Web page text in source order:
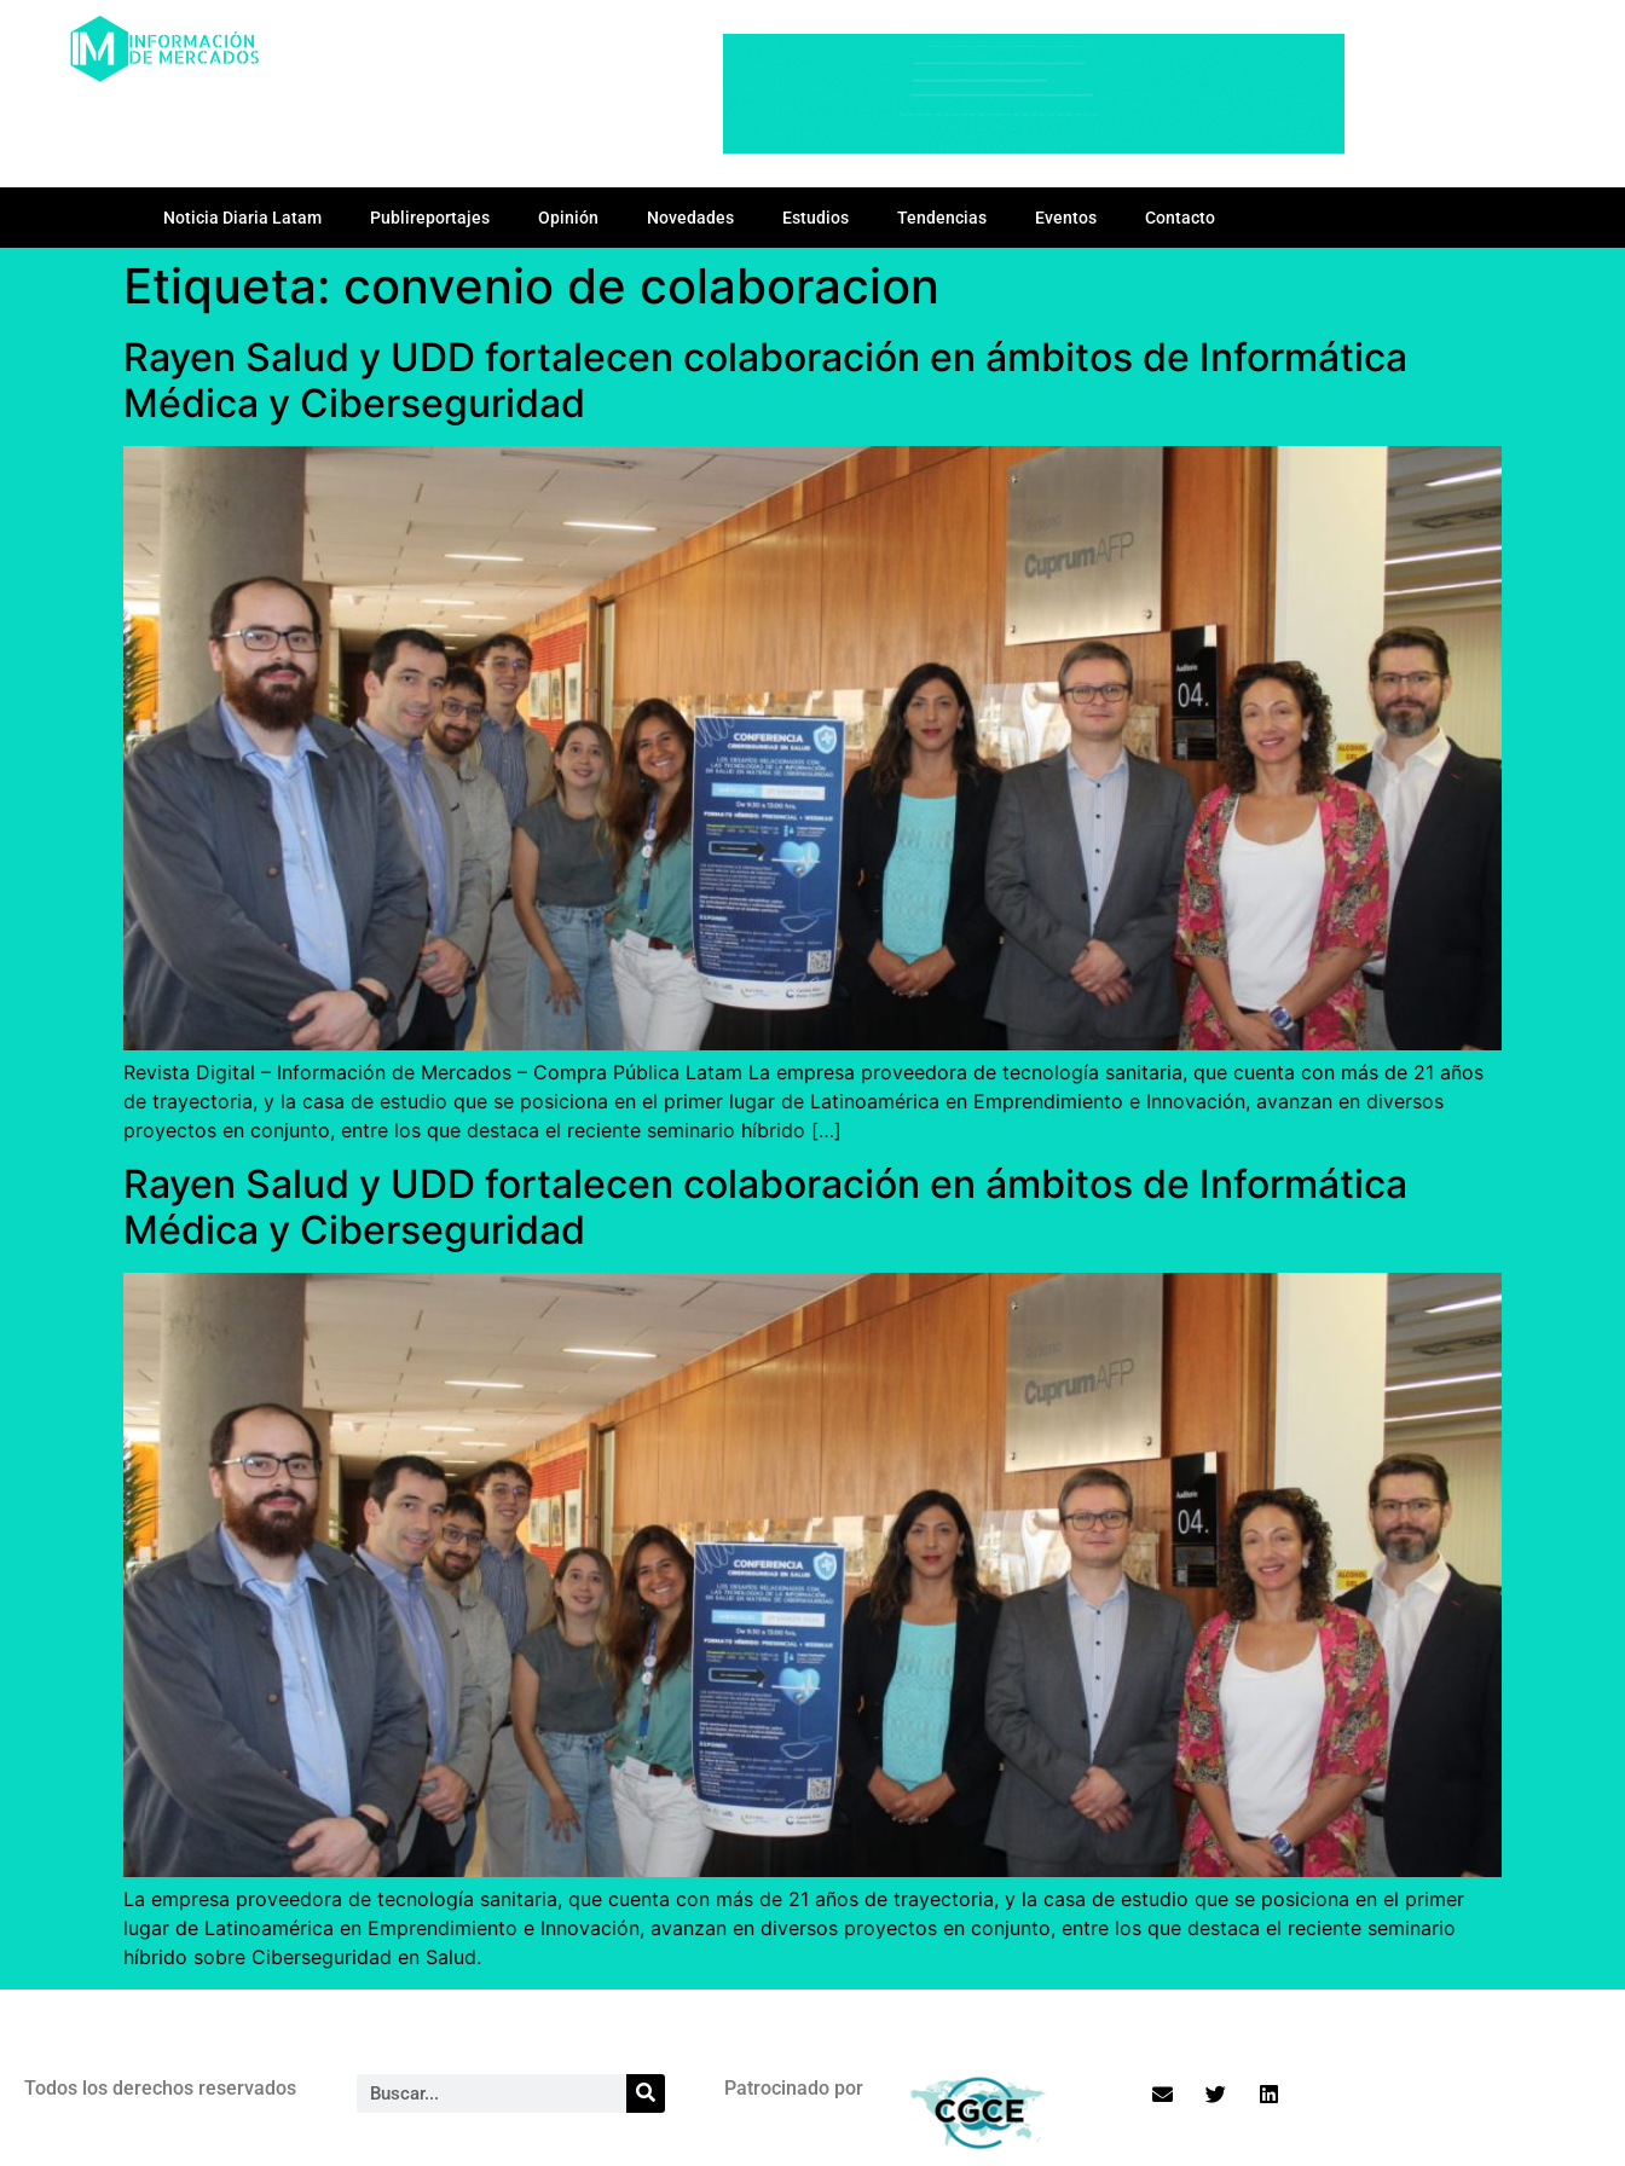
Noticia Diaria Latam Publireportajes Opinión Novedades Estudios Tendencias Eventos Contacto
Etiqueta: convenio de colaboracion
Rayen Salud y UDD fortalecen colaboración en ámbitos de Informática
Médica y Ciberseguridad
Revista Digital – Información de Mercados – Compra Pública Latam La empresa proveedora de tecnología sanitaria, que cuenta con más de 21 años
de trayectoria, y la casa de estudio que se posiciona en el primer lugar de Latinoamérica en Emprendimiento e Innovación, avanzan en diversos
proyectos en conjunto, entre los que destaca el reciente seminario híbrido […]
Rayen Salud y UDD fortalecen colaboración en ámbitos de Informática
Médica y Ciberseguridad
La empresa proveedora de tecnología sanitaria, que cuenta con más de 21 años de trayectoria, y la casa de estudio que se posiciona en el primer
lugar de Latinoamérica en Emprendimiento e Innovación, avanzan en diversos proyectos en conjunto, entre los que destaca el reciente seminario
híbrido sobre Ciberseguridad en Salud.
Todos los derechos reservados Patrocinado por